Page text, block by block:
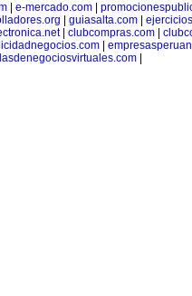
| e-mercado.com|
guiasalta.com|
| clubcompras.com